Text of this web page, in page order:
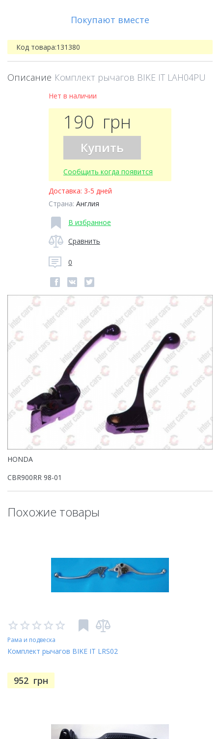
Покупают вместе
Код товара:131380
Описание Комплект рычагов BIKE IT LAH04PU
Нет в наличии
190 грн
Купить
Сообщить когда появится
Доставка: 3-5 дней
Страна: Англия
В избранное
Сравнить
0
HONDA
CBR900RR 98-01
Похожие товары
Рама и подвеска
Комплект рычагов BIKE IT LRS02
952 грн